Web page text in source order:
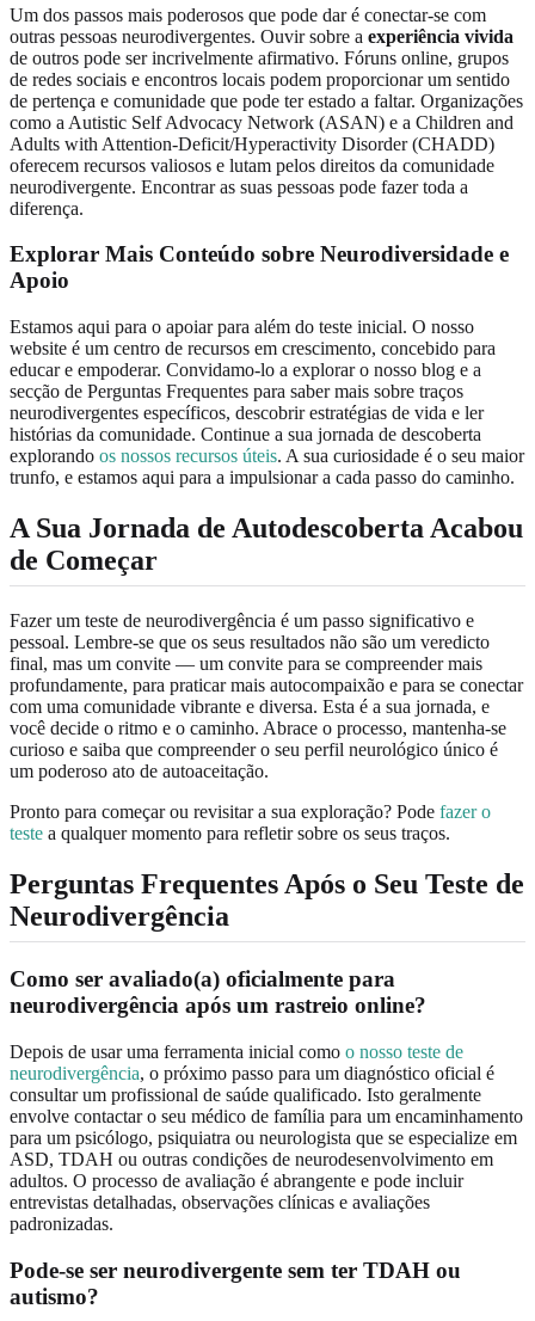
Um dos passos mais poderosos que pode dar é conectar-se com
outras pessoas neurodivergentes. Ouvir sobre a experiência vivida
de outros pode ser incrivelmente afirmativo. Fóruns online, grupos
de redes sociais e encontros locais podem proporcionar um sentido
de pertença e comunidade que pode ter estado a faltar. Organizações
como a Autistic Self Advocacy Network (ASAN) e a Children and
Adults with Attention-Deficit/Hyperactivity Disorder (CHADD)
oferecem recursos valiosos e lutam pelos direitos da comunidade
neurodivergente. Encontrar as suas pessoas pode fazer toda a
diferença.
Explorar Mais Conteúdo sobre Neurodiversidade e
Apoio
Estamos aqui para o apoiar para além do teste inicial. O nosso
website é um centro de recursos em crescimento, concebido para
educar e empoderar. Convidamo-lo a explorar o nosso blog e a
secção de Perguntas Frequentes para saber mais sobre traços
neurodivergentes específicos, descobrir estratégias de vida e ler
histórias da comunidade. Continue a sua jornada de descoberta
explorando os nossos recursos úteis. A sua curiosidade é o seu maior
trunfo, e estamos aqui para a impulsionar a cada passo do caminho.
A Sua Jornada de Autodescoberta Acabou
de Começar
Fazer um teste de neurodivergência é um passo significativo e
pessoal. Lembre-se que os seus resultados não são um veredicto
final, mas um convite — um convite para se compreender mais
profundamente, para praticar mais autocompaixão e para se conectar
com uma comunidade vibrante e diversa. Esta é a sua jornada, e
você decide o ritmo e o caminho. Abrace o processo, mantenha-se
curioso e saiba que compreender o seu perfil neurológico único é
um poderoso ato de autoaceitação.
Pronto para começar ou revisitar a sua exploração? Pode fazer o
teste a qualquer momento para refletir sobre os seus traços.
Perguntas Frequentes Após o Seu Teste de
Neurodivergência
Como ser avaliado(a) oficialmente para
neurodivergência após um rastreio online?
Depois de usar uma ferramenta inicial como o nosso teste de
neurodivergência, o próximo passo para um diagnóstico oficial é
consultar um profissional de saúde qualificado. Isto geralmente
envolve contactar o seu médico de família para um encaminhamento
para um psicólogo, psiquiatra ou neurologista que se especialize em
ASD, TDAH ou outras condições de neurodesenvolvimento em
adultos. O processo de avaliação é abrangente e pode incluir
entrevistas detalhadas, observações clínicas e avaliações
padronizadas.
Pode-se ser neurodivergente sem ter TDAH ou
autismo?